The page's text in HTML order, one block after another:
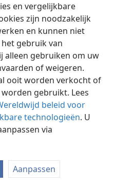
en vergelijkbare
zijn noodzakelijk
en kunnen niet
gebruik van
alleen gebruiken om uw
of weigeren.
ooit worden verkocht of
gebruikt. Lees
beleid voor
technologieën. U
via
Aanpassen
Jezus Christus zelf? (b) Welke
was? (c) Hoe herhaalde
propaganda worden
die Johannes
Ik kom als een dief.
en zijn bovenklederen
wandelt en men zijn
).Wie komt „als een
Oordeelsvoltrekker
komt (Openbaring
nog op aarde was,
de wijze waarop een
voortdurend, want